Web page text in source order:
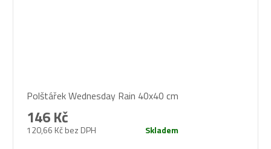
Polštářek Wednesday Rain 40x40 cm
120,66 Kč bez DPH
146 Kč
Skladem